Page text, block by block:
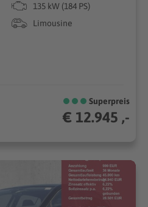
135 kW (184 PS)
Limousine
Superpreis
€ 12.945 ,-